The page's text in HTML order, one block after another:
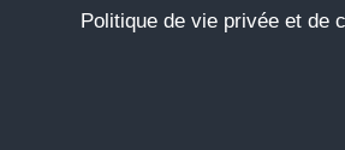
Politique de vie privée et de